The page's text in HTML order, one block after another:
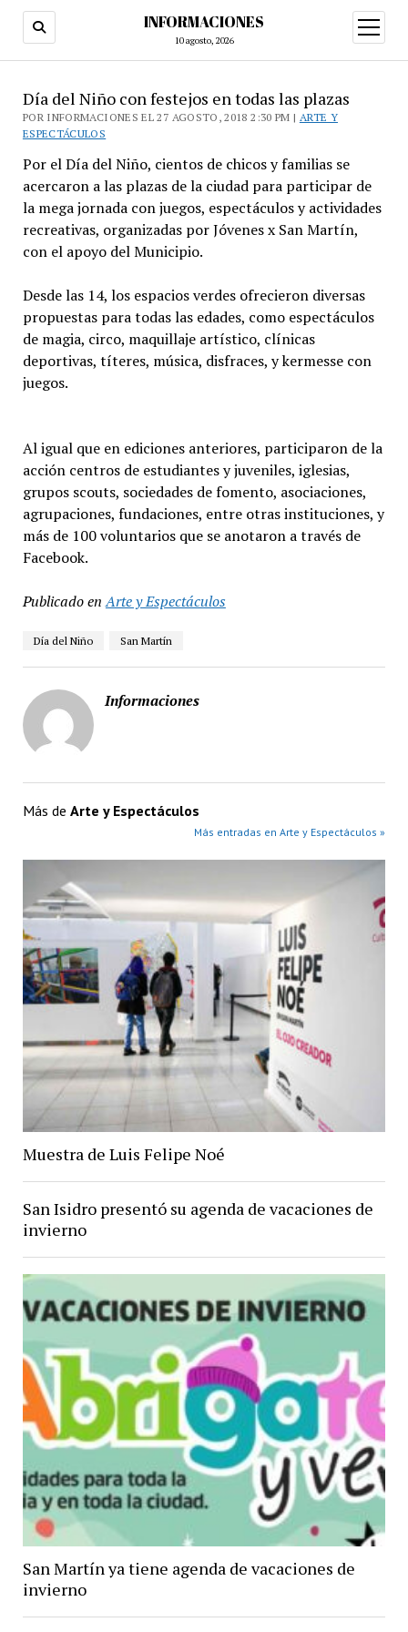
INFORMACIONES
10 agosto, 2026
abrir
menú
Día del Niño con festejos en todas las plazas
POR INFORMACIONES EL 27 AGOSTO, 2018 2:30 PM | ARTE Y
ESPECTÁCULOS
Por el Día del Niño, cientos de chicos y familias se
acercaron a las plazas de la ciudad para participar de
la mega jornada con juegos, espectáculos y actividades
recreativas, organizadas por Jóvenes x San Martín,
con el apoyo del Municipio.
Desde las 14, los espacios verdes ofrecieron diversas
propuestas para todas las edades, como espectáculos
de magia, circo, maquillaje artístico, clínicas
deportivas, títeres, música, disfraces, y kermesse con
juegos.
Al igual que en ediciones anteriores, participaron de la
acción centros de estudiantes y juveniles, iglesias,
grupos scouts, sociedades de fomento, asociaciones,
agrupaciones, fundaciones, entre otras instituciones, y
más de 100 voluntarios que se anotaron a través de
Facebook.
Publicado en Arte y Espectáculos
Día del Niño San Martín
Informaciones
Más de Arte y Espectáculos
Más entradas en Arte y Espectáculos »
Muestra de Luis Felipe Noé
San Isidro presentó su agenda de vacaciones de
invierno
San Martín ya tiene agenda de vacaciones de
invierno